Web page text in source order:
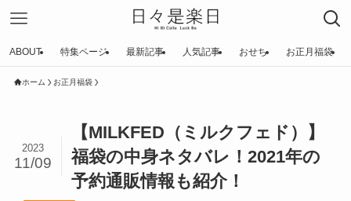
ABOUT 特集ページ 最新記事 人気記事 おせち お正月福袋
ホーム お正月福袋
【MILKFED（ミルクフェド）】
福袋の中身ネタバレ！2021年の
予約通販情報も紹介！
2023
11/09